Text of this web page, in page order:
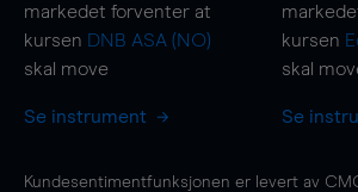
markedet forventer at
kursen DNB ASA (NO)
skal move
Se instrument
kursen
skal
Se
Kundesentimentfunksjonen er levert av